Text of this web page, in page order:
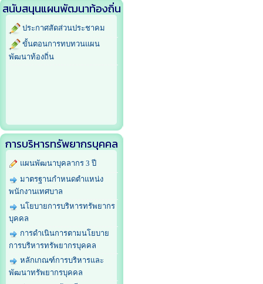
สนับสนุนแผนพัฒนาท้องถิ่น
ประกาศสัดส่วนประชาคม
ขั้นตอนการทบทวนแผน
พัฒนาท้องถิ่น
การบริหารทรัพยากรบุคคล
แผนพัฒนาบุคลากร 3 ปี
มาตรฐานกำหนดตำแหน่ง
พนักงานเทศบาล
นโยบายการบริหารทรัพยากร
บุคคล
การดำเนินการตามนโยบาย
การบริหารทรัพยากรบุคคล
หลักเกณฑ์การบริหารและ
พัฒนาทรัพยากรบุคคล